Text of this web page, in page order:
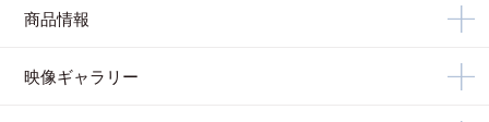
商品情報
映像ギャラリー